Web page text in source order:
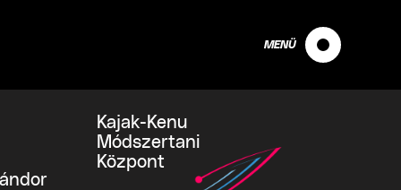
MENÜ
Kajak-Kenu
Módszertani
Központ